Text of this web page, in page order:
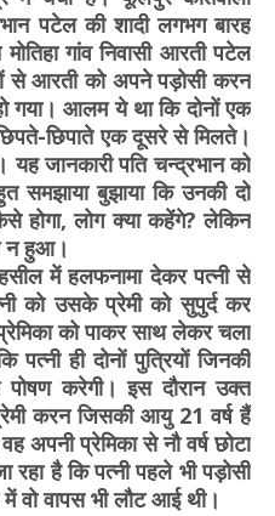
पटेल की शादी लगभग बारह
गांव निवासी आरती पटेल
आरती को अपने पड़ोसी करन
गया। आलम ये था कि दोनों एक
छिपाते एक दूसरे से मिलते।
जानकारी पति चन्द्रभान को
समझाया बुझाया कि उनकी दो
होगा, लोग क्या कहेंगे? लेकिन
न हुआ।
में हलफनामा देकर पत्नी से
को उसके प्रेमी को सुपुर्द कर
को पाकर साथ लेकर चला
ही दोनों पुत्रियों जिनकी
करेगी। इस दौरान उक्त
करन जिसकी आयु 21 वर्ष हैं
अपनी प्रेमिका से नौ वर्ष छोटा
रहा है कि पत्नी पहले भी पड़ोसी
वो वापस भी लौट आई थी।